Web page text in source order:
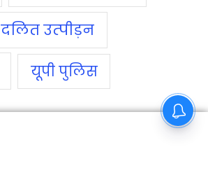
दलित उत्‍पीड़न
यूपी पुलिस